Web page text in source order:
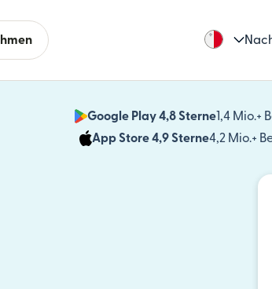
Google Play 4,8 Sterne1,4 Mio.+
App Store 4,9 Sterne4,2 Mio.+